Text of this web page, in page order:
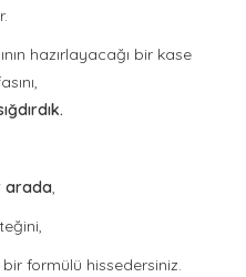
hazırlayacağı bir kase
arada,
bir formülü hissedersiniz.